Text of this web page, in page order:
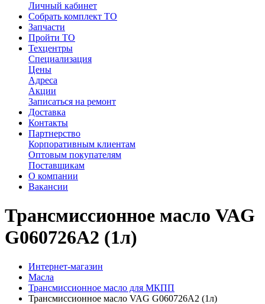
Личный кабинет
Собрать комплект ТО
Запчасти
Пройти ТО
Техцентры
Специализация
Цены
Адреса
Акции
Записаться на ремонт
Доставка
Контакты
Партнерство
Корпоративным клиентам
Оптовым покупателям
Поставщикам
О компании
Вакансии
Трансмиссионное масло VAG
G060726A2 (1л)
Интернет-магазин
Масла
Трансмиссионное масло для МКПП
Трансмиссионное масло VAG G060726A2 (1л)